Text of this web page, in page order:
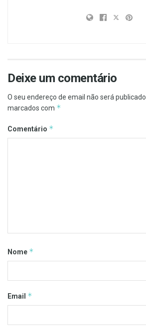
Deixe um comentário
O seu endereço de email não será publicado.
marcados com *
Comentário *
Nome *
Email *